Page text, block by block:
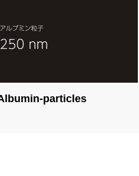
particles